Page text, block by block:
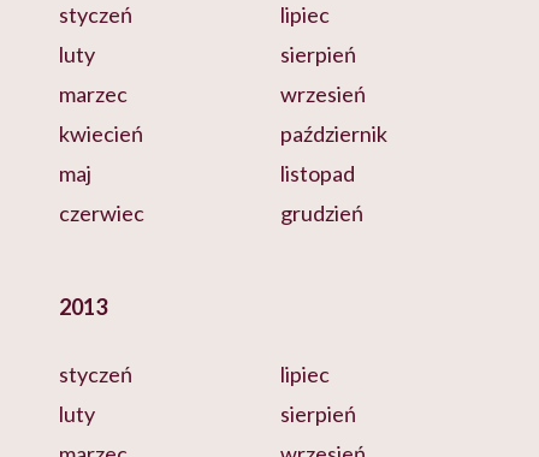
styczeń
luty
marzec
kwiecień
maj
czerwiec
lipiec
sierpień
wrzesień
październik
listopad
grudzień
2013
styczeń
luty
lipiec
sierpień